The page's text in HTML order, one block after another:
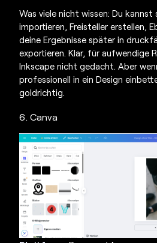
Was viele nicht wissen: Du kannst
importieren, Freisteller erstellen,
deine Ergebnisse später in
exportieren. Klar, für aufwendige
Inkscape nicht gedacht. Aber
professionell in ein Design
goldrichtig.
6. Canva